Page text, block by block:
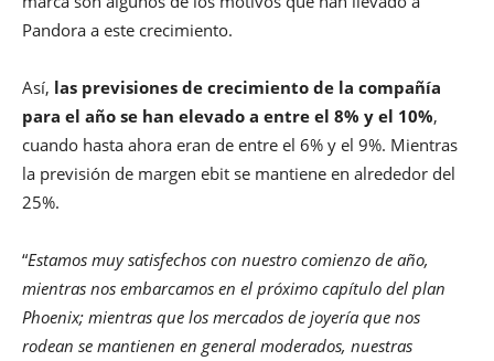
Pandora a este crecimiento.
Así, las previsiones de crecimiento de la compañía
para el año se han elevado a entre el 8% y el 10%,
cuando hasta ahora eran de entre el 6% y el 9%. Mientras
la previsión de margen ebit se mantiene en alrededor del
25%.
“Estamos muy satisfechos con nuestro comienzo de año,
mientras nos embarcamos en el próximo capítulo del plan
Phoenix; mientras que los mercados de joyería que nos
rodean se mantienen en general moderados, nuestras